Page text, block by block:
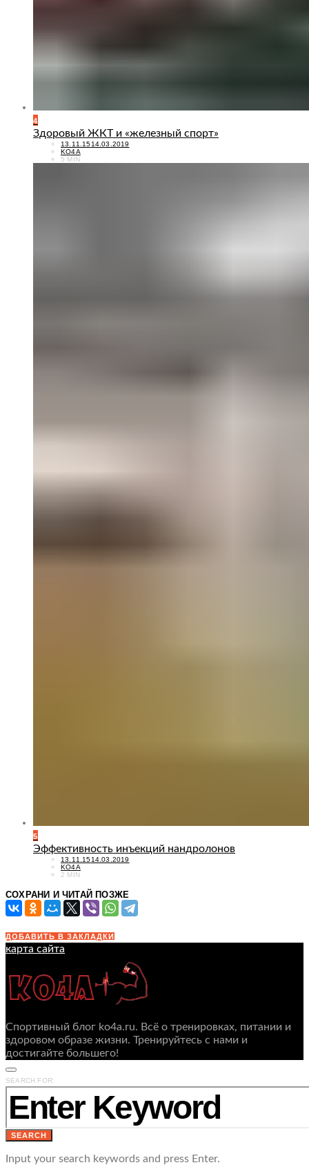
4
Здоровый ЖКТ и «железный спорт»
POSTED
ON
13.11.1514.03.2019
KO4A
5 MIN
5
Эффективность инъекций нандролонов
POSTED
ON
13.11.1514.03.2019
KO4A
2 MIN
СОХРАНИ И ЧИТАЙ ПОЗЖЕ
ДОБАВИТЬ В ЗАКЛАДКИ
карта сайта
Спортивный блог ko4a.ru. Всё о тренировках, питании и
здоровом образе жизни. Тренируйтесь с нами и
достигайте большего!
SEARCH FOR:
SEARCH
Input your search keywords and press Enter.